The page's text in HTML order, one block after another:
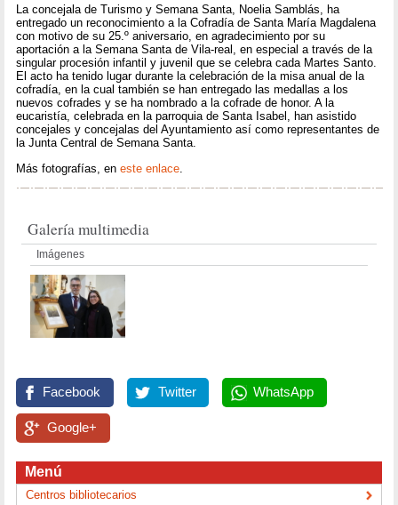
La concejala de Turismo y Semana Santa, Noelia Samblás, ha
entregado un reconocimiento a la Cofradía de Santa María Magdalena
con motivo de su 25.º aniversario, en agradecimiento por su
aportación a la Semana Santa de Vila-real, en especial a través de la
singular procesión infantil y juvenil que se celebra cada Martes Santo.
El acto ha tenido lugar durante la celebración de la misa anual de la
cofradía, en la cual también se han entregado las medallas a los
nuevos cofrades y se ha nombrado a la cofrade de honor. A la
eucaristía, celebrada en la parroquia de Santa Isabel, han asistido
concejales y concejalas del Ayuntamiento así como representantes de
la Junta Central de Semana Santa.
Más fotografías, eneste enlace
Galería multimedia
Imágenes
Facebook Twitter WhatsApp
Google+
Menú
Centros bibliotecarios